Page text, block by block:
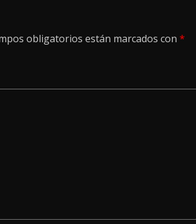
obligatorios están marcados con *